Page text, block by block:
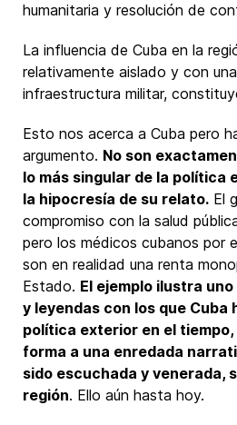
humanitaria y resolución de
La influencia de Cuba en la
relativamente aislado y con
infraestructura militar,
Esto nos acerca a Cuba pero
argumento. No son
lo más singular de la política
la hipocresía de su relato. El
compromiso con la salud
pero los médicos cubanos por
son en realidad una renta
Estado. El ejemplo ilustra
y leyendas con los que Cuba
política exterior en el tiempo,
forma a una enredada
sido escuchada y venerada,
región. Ello aún hasta hoy.